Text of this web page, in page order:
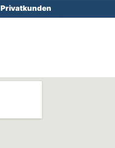
Privatkunden